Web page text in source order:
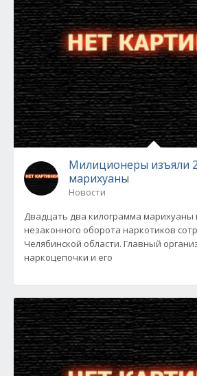
Милиционеры изъяли
марихуаны
Новости
Двадцать два килограмма марихуаны
незаконного оборота наркотиков
Челябинской области. Главный
наркоцепочки и его